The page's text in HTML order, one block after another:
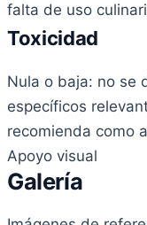
falta de uso
Toxicidad
Nula o baja: no se
específicos
recomienda como
Apoyo visual
Galería